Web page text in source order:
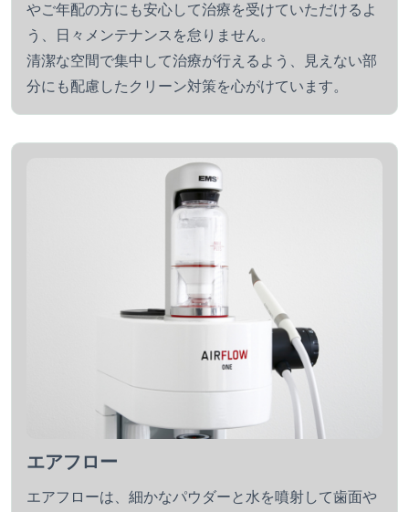
やご年配の方にも安心して治療を受けていただけるよ
う、日々メンテナンスを怠りません。
清潔な空間で集中して治療が行えるよう、見えない部
分にも配慮したクリーン対策を心がけています。
エアフロー
エアフローは、細かなパウダーと水を噴射して歯面や